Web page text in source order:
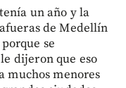
un año y la
de Medellín
se
dijeron que eso
muchos menores